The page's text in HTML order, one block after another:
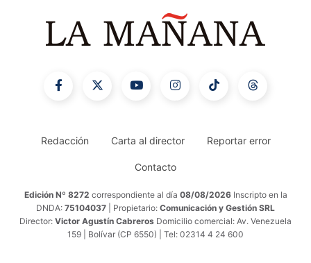
Redacción Carta al director Reportar error
Contacto
Edición Nº 8272 correspondiente al día 08/08/2026 Inscripto en la
DNDA: 75104037 | Propietario: Comunicación y Gestión SRL
Director: Victor Agustín Cabreros Domicilio comercial: Av. Venezuela
159 | Bolívar (CP 6550) | Tel: 02314 4 24 600